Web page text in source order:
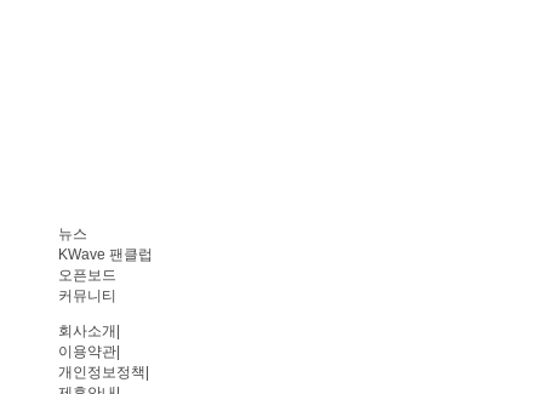
뉴스
KWave 팬클럽
오픈보드
커뮤니티
회사소개
이용약관
개인정보정책